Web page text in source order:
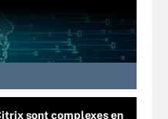
sont complexes en